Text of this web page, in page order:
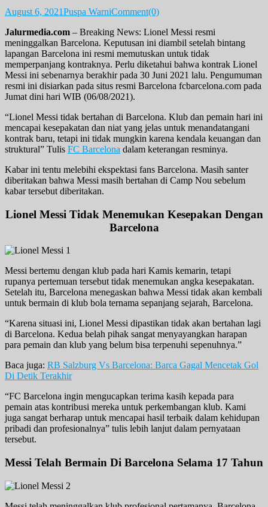
August 6, 2021Puspa WarniComment(0)
Jalurmedia.com – Breaking News: Lionel Messi resmi
meninggalkan Barcelona. Keputusan ini diambil setelah bintang
lapangan Barcelona ini resmi memutuskan untuk tidak
memperpanjang kontraknya. Perlu diketahui bahwa kontrak Lionel
Messi ini sebenarnya berakhir pada 30 Juni 2021 lalu. Pengumuman
resmi ini disiarkan pada situs resmi Barcelona fcbarcelona.com pada
Jumat dini hari WIB (06/08/2021).
“Lionel Messi tidak bertahan di Barcelona. Klub dan pemain hari ini
mencapai kesepakatan dan niat yang jelas untuk menandatangani
kontrak baru, tetapi ini tidak mungkin karena kendala keuangan dan
struktural” Tulis FC Barcelona dalam keterangan resminya.
Kabar ini tentu melebihi ekspektasi fans Barcelona. Masih santer
diberitakan bahwa Messi masih bertahan di Camp Nou sebelum
kabar tersebut diberitakan.
Lionel Messi Tidak Menemukan Kesepakan Dengan
Barcelona
Messi bertemu dengan klub pada hari Kamis kemarin, tetapi
rupanya pertemuan tersebut tidak menemukan angka kesepakatan.
Setelah itu, Barcelona menegaskan bahwa Messi tidak akan kembali
untuk bermain di klub bola ternama sepanjang sejarah, Barcelona.
“Karena situasi ini, Lionel Messi dipastikan tidak akan bertahan lagi
di Barcelona. Kedua belah pihak sangat menyayangkan harapan
para pemain dan klub yang belum bisa terpenuhi sepenuhnya.”
Baca juga: RB Salzburg Vs Barcelona: Barca Gagal Mencetak Gol
Di Detik Terakhir
“FC Barcelona ingin mengucapkan terima kasih kepada para
pemain atas kontribusi mereka untuk perkembangan klub. Kami
juga sangat berharap untuk mencapai hasil terbaik dalam kehidupan
pribadi dan profesionalnya” tulis lebih lanjut dalam pernyataan
tersebut.
Messi Telah Bermain Di Barcelona Selama 17 Tahun